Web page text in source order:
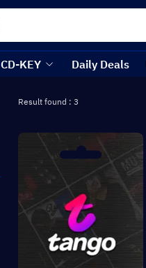
CD-KEY Daily Deals
Result found : 3